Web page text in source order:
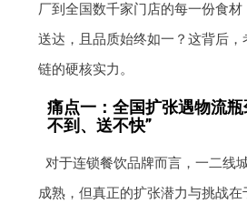
厂到全国数千家门店的每一份食材
送达，且品质始终如一？这背后
链的硬核实力。
痛点一：全国扩张遇物流
不到、送不快”
对于连锁餐饮品牌而言，一二线
成熟，但真正的扩张潜力与挑战